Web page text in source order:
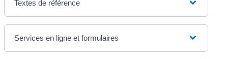
Textes de référence
Services en ligne et formulaires